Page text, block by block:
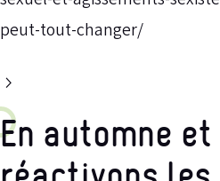
peut-tout-changer/
En automne